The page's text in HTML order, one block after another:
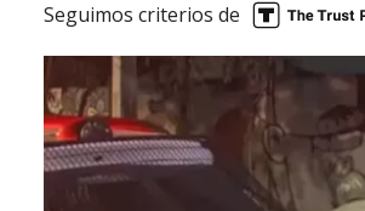
Seguimos criterios de